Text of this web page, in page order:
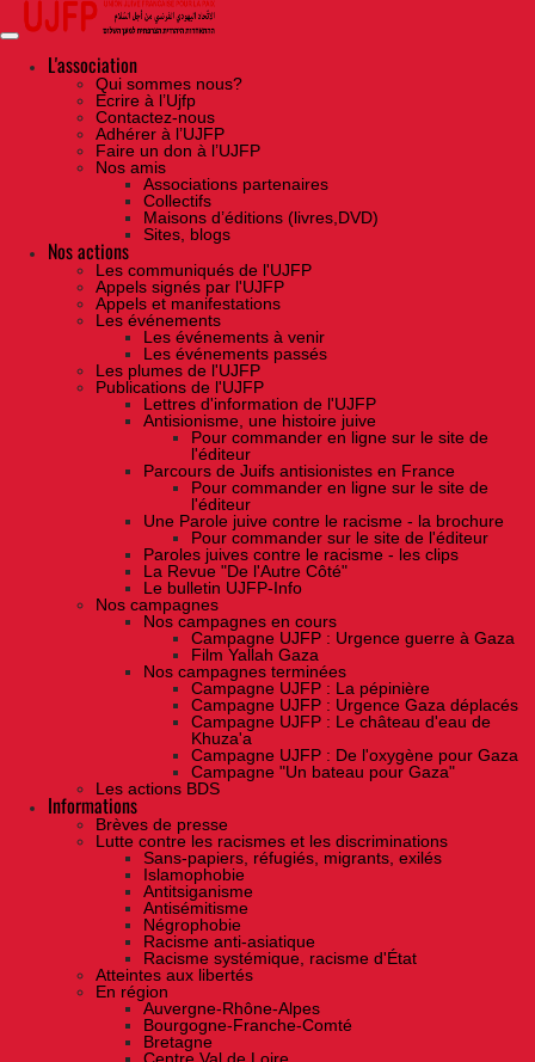
Skip
the
contentL'association
Qui sommes nous?
Ecrire à l’Ujfp
Contactez-nous
Adhérer à l’UJFP
Faire un don à l’UJFP
Nos amis
Associations partenaires
Collectifs
Maisons d’éditions (livres,DVD)
Sites, blogs
Nos actions
Les communiqués de l'UJFP
Appels signés par l'UJFP
Appels et manifestations
Les événements
Les événements à venir
Les événements passés
Les plumes de l'UJFP
Publications de l'UJFP
Lettres d'information de l'UJFP
Antisionisme, une histoire juive
Pour commander en ligne sur le site de
l'éditeur
Parcours de Juifs antisionistes en France
Pour commander en ligne sur le site de
l'éditeur
Une Parole juive contre le racisme - la brochure
Pour commander sur le site de l'éditeur
Paroles juives contre le racisme - les clips
La Revue "De l'Autre Côté"
Le bulletin UJFP-Info
Nos campagnes
Nos campagnes en cours
Campagne UJFP : Urgence guerre à Gaza
Film Yallah Gaza
Nos campagnes terminées
Campagne UJFP : La pépinière
Campagne UJFP : Urgence Gaza déplacés
Campagne UJFP : Le château d'eau de
Khuza'a
Campagne UJFP : De l'oxygène pour Gaza
Campagne "Un bateau pour Gaza"
Les actions BDS
Informations
Brèves de presse
Lutte contre les racismes et les discriminations
Sans-papiers, réfugiés, migrants, exilés
Islamophobie
Antitsiganisme
Antisémitisme
Négrophobie
Racisme anti-asiatique
Racisme systémique, racisme d'État
Atteintes aux libertés
En région
Auvergne-Rhône-Alpes
Bourgogne-Franche-Comté
Bretagne